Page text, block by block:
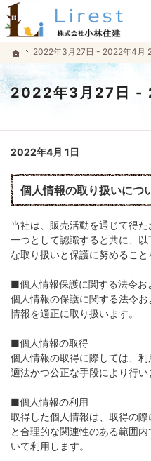
ホーム
2022年3月27日 - 2022年4月
2022年3月27日 -
福井市で安心の一戸建て｜小林住建
福井市で安心の一戸建て｜小林住建
2022年4月 1日
個人情報の取り扱いにつ
当社は、販売活動を通じて得
一つとして認識すると共に、
な取り扱いと保護に努めること
■個人情報保護に関する法令お
個人情報の保護に関する法令
情報を適正に取り扱います。
■個人情報の取得
個人情報の取得に際しては、利
適法かつ公正な手段により行い
■個人情報の利用
取得した個人情報は、取得の
と合理的な関連性のある範囲
いて利用します。
ホーム
2022年3月27日 - 2022年4月